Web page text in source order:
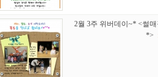
2월 3주 위버데이~* <썰
*>